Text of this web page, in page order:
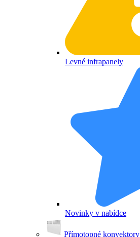
Levné infrapanely
Novinky v nabídce
Přímotopné konvektory